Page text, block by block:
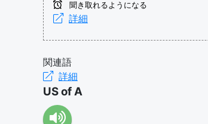
聞き取れるようになる
詳細
関連語
詳細
US of A